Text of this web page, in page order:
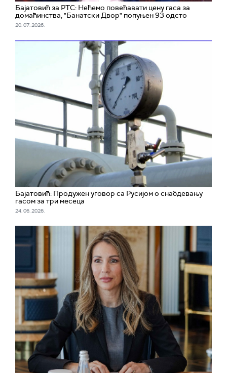
Бајатовић за РТС: Нећемо повећавати цену гаса за
домаћинства, "Банатски Двор" попуњен 93 одсто
20. 07. 2026.
Бајатовић: Продужен уговор са Русијом о снабдевању
гасом за три месеца
24. 06. 2026.